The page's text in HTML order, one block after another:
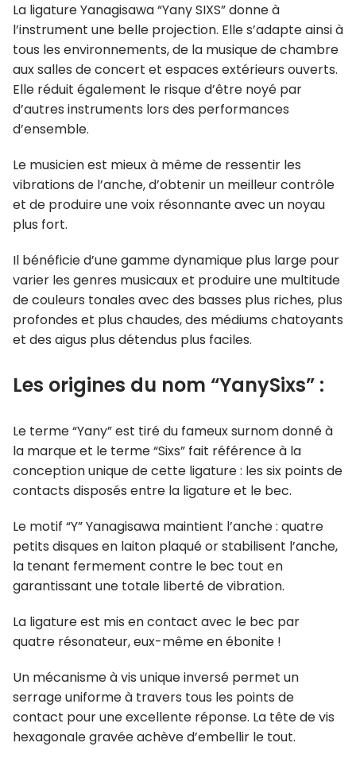
La ligature Yanagisawa “Yany SIXS” donne à
l’instrument une belle projection. Elle s’adapte ainsi à
tous les environnements, de la musique de chambre
aux salles de concert et espaces extérieurs ouverts.
Elle réduit également le risque d’être noyé par
d’autres instruments lors des performances
d’ensemble.
Le musicien est mieux à même de ressentir les
vibrations de l’anche, d’obtenir un meilleur contrôle
et de produire une voix résonnante avec un noyau
plus fort.
Il bénéficie d’une gamme dynamique plus large pour
varier les genres musicaux et produire une multitude
de couleurs tonales avec des basses plus riches, plus
profondes et plus chaudes, des médiums chatoyants
et des aigus plus détendus plus faciles.
Les origines du nom “YanySixs” :
Le terme “Yany” est tiré du fameux surnom donné à
la marque et le terme “Sixs” fait référence à la
conception unique de cette ligature : les six points de
contacts disposés entre la ligature et le bec.
Le motif “Y” Yanagisawa maintient l’anche : quatre
petits disques en laiton plaqué or stabilisent l’anche,
la tenant fermement contre le bec tout en
garantissant une totale liberté de vibration.
La ligature est mis en contact avec le bec par
quatre résonateur, eux-même en ébonite !
Un mécanisme à vis unique inversé permet un
serrage uniforme à travers tous les points de
contact pour une excellente réponse. La tête de vis
hexagonale gravée achève d’embellir le tout.